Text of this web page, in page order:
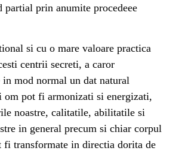
partial prin anumite procedeee
si cu o mare valoare practica
centrii secreti, a caror
in mod normal un dat natural
om pot fi armonizati si energizati,
noastre, calitatile, abilitatile si
in general precum si chiar corpul
transformate in directia dorita de